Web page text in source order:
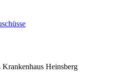
Krankenhaus Heinsberg